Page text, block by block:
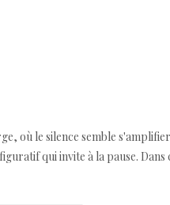
où le silence semble
qui invite à la pause. Dans